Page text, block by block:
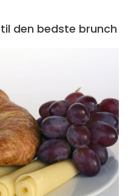
den bedste brunch